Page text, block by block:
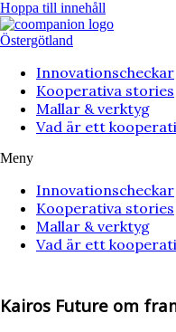
Hoppa till innehåll
Östergötland
Innovationscheckar
Kooperativa stories
Mallar & verktyg
Vad är ett
Meny
Innovationscheckar
Kooperativa stories
Mallar & verktyg
Vad är ett
Kairos Future om